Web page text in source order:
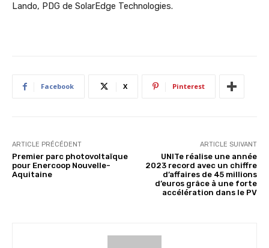
Lando, PDG de SolarEdge Technologies.
Facebook X Pinterest
ARTICLE PRÉCÉDENT
Premier parc photovoltaïque
pour Enercoop Nouvelle-
Aquitaine
ARTICLE SUIVANT
UNITe réalise une année
2023 record avec un chiffre
d’affaires de 45 millions
d’euros grâce à une forte
accélération dans le PV